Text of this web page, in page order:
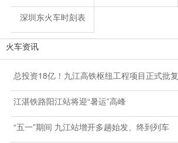
深圳东火车时刻表
火车资讯
总投资18亿！九江高铁枢纽工程项目正式批复
江湛铁路阳江站将迎“暑运”高峰
“五一”期间 九江站增开多趟始发、终到列车